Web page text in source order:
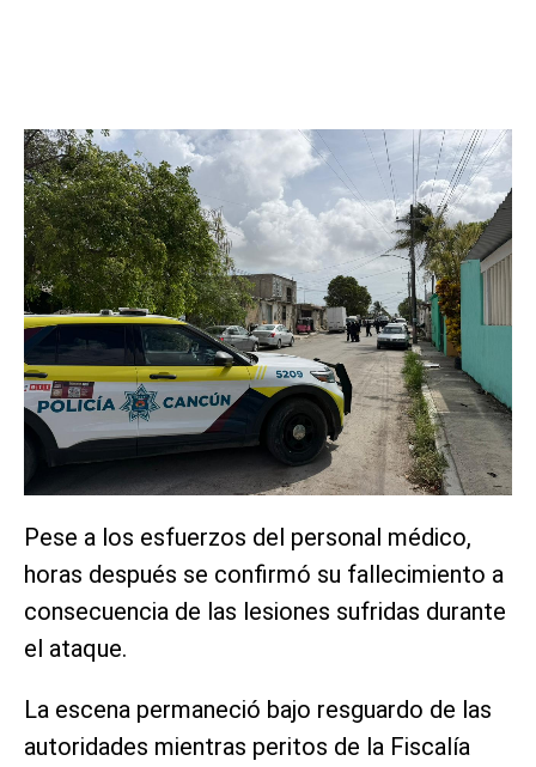
Pese a los esfuerzos del personal médico,
horas después se confirmó su fallecimiento a
consecuencia de las lesiones sufridas durante
el ataque.
La escena permaneció bajo resguardo de las
autoridades mientras peritos de la Fiscalía